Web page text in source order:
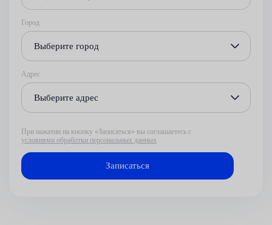
Город
Выберите город
Адрес
Выберите адрес
При нажатии на кнопку «Записаться» вы соглашаетесь с
условиями обработки персональных данных